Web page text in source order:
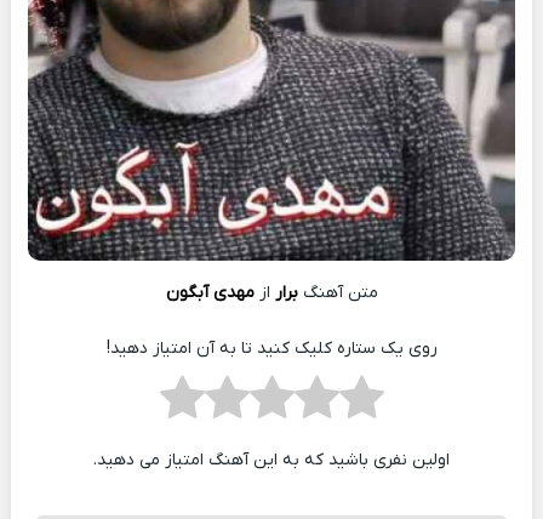
متن آهنگبرار ازمهدی آبگون
روی یک ستاره کلیک کنید تا به آن امتیاز دهید!
اولین نفری باشید که به این آهنگ امتیاز می دهید.